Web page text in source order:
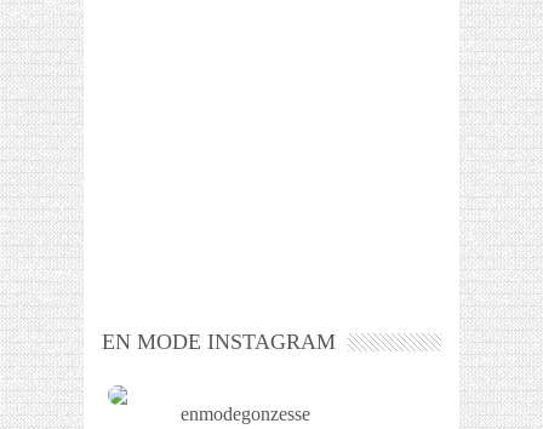
EN MODE INSTAGRAM
enmodegonzesse